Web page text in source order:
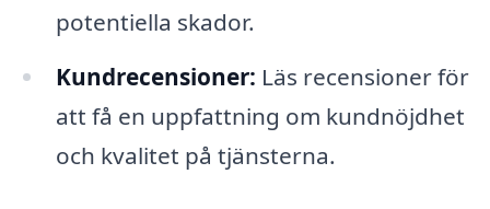
potentiella skador.
Kundrecensioner: Läs recensioner för
att få en uppfattning om kundnöjdhet
och kvalitet på tjänsterna.